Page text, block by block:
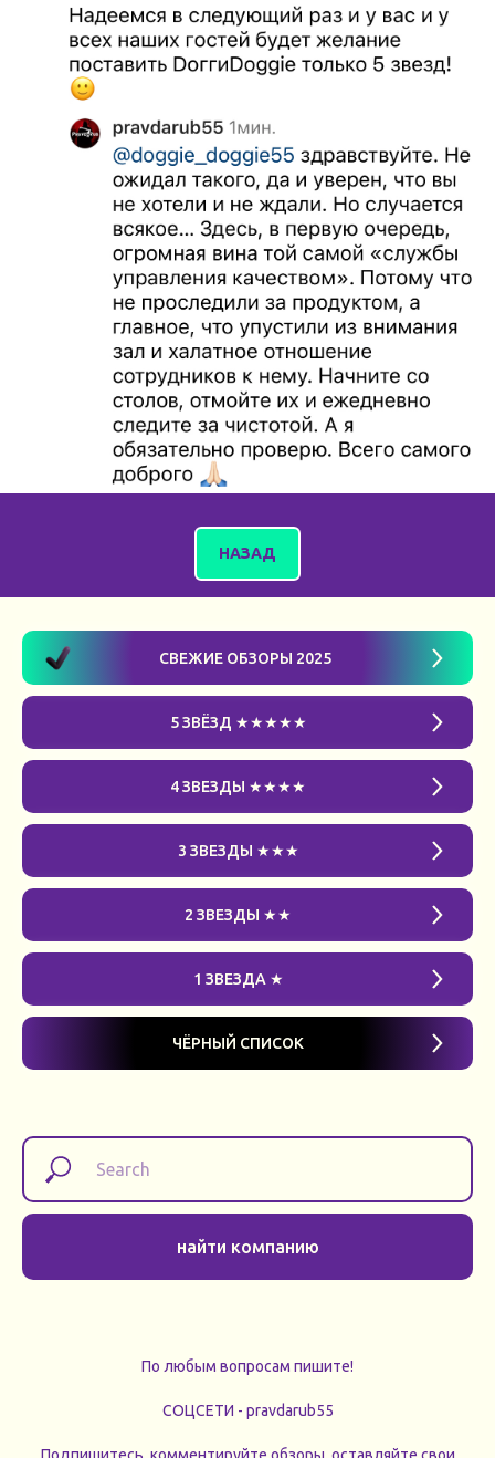
НАЗАД
СВЕЖИЕ ОБЗОРЫ 2025
5 ЗВЁЗД ★★★★★
4 ЗВЕЗДЫ ★★★★
3 ЗВЕЗДЫ ★★★
2 ЗВЕЗДЫ ★★
1 ЗВЕЗДА ★
ЧЁРНЫЙ СПИСОК
найти компанию
По любым вопросам пишите!
СОЦСЕТИ - pravdarub55